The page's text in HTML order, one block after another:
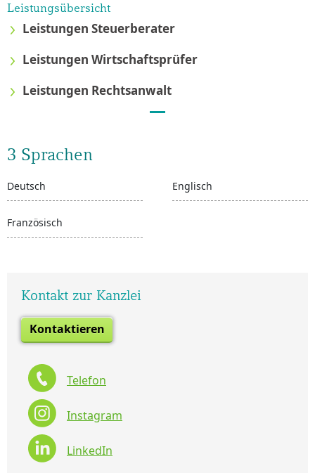
Leistungsübersicht
Leistungen Steuerberater
Leistungen Wirtschaftsprüfer
Leistungen Rechtsanwalt
3 Sprachen
Deutsch Englisch
Französisch
Kontakt zur Kanzlei
Kontaktieren
Telefon
Instagram
LinkedIn